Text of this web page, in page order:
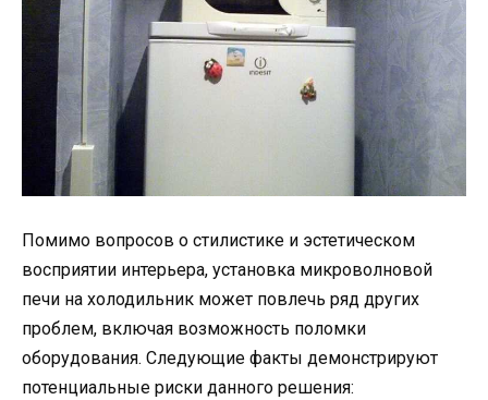
Помимо вопросов о стилистике и эстетическом
восприятии интерьера, установка микроволновой
печи на холодильник может повлечь ряд других
проблем, включая возможность поломки
оборудования. Следующие факты демонстрируют
потенциальные риски данного решения: